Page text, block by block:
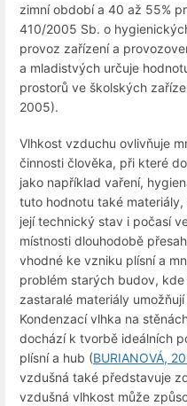
zimní období a 40 až 55%
410/2005 Sb. o
provoz zařízení a
a mladistvých určuje
prostorů ve školských
2005).
Vlhkost vzduchu ovlivňuje
činnosti člověka, při které
jako například vaření,
tuto hodnotu také
její technický stav i počasí
místnosti dlouhodobě
vhodné ke vzniku plísní a
problém starých budov,
zastaralé materiály
Kondenzací vlhka na
dochází k tvorbě ideálních
plísní a hub (BURIANOVÁ,
vzdušná také představuje
vzdušná vlhkost může